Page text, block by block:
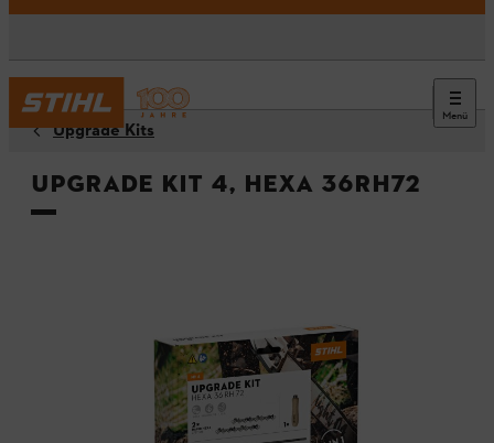
Menü
Upgrade Kits
Upgrade Kit 4, HEXA 36RH72